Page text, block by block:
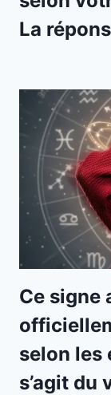
La
Ce signe
selon les
s’agit du